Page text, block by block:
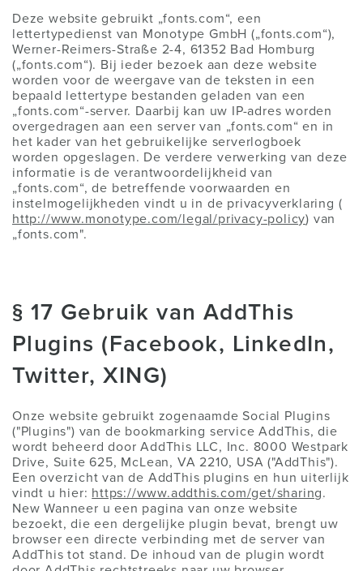
Deze website gebruikt „fonts.com“, een
lettertypedienst van Monotype GmbH („fonts.com“),
Werner-Reimers-Straße 2-4, 61352 Bad Homburg
(„fonts.com“). Bij ieder bezoek aan deze website
worden voor de weergave van de teksten in een
bepaald lettertype bestanden geladen van een
„fonts.com“-server. Daarbij kan uw IP-adres worden
overgedragen aan een server van „fonts.com“ en in
het kader van het gebruikelijke serverlogboek
worden opgeslagen. De verdere verwerking van deze
informatie is de verantwoordelijkheid van
„fonts.com“, de betreffende voorwaarden en
instelmogelijkheden vindt u in de privacyverklaring (
http://www.monotype.com/legal/privacy-policy) van
„fonts.com".
§ 17 Gebruik van AddThis
Plugins (Facebook, LinkedIn,
Twitter, XING)
Onze website gebruikt zogenaamde Social Plugins
("Plugins") van de bookmarking service AddThis, die
wordt beheerd door AddThis LLC, Inc. 8000 Westpark
Drive, Suite 625, McLean, VA 2210, USA ("AddThis").
Een overzicht van de AddThis plugins en hun uiterlijk
vindt u hier: https://www.addthis.com/get/sharing.
New Wanneer u een pagina van onze website
bezoekt, die een dergelijke plugin bevat, brengt uw
browser een directe verbinding met de server van
AddThis tot stand. De inhoud van de plugin wordt